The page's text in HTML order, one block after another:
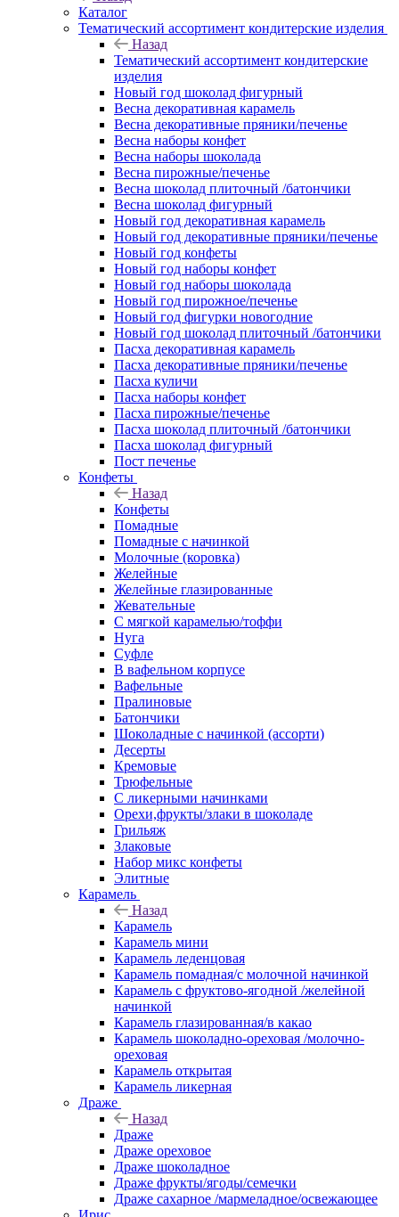
Каталог
Тематический ассортимент кондитерские изделия
Назад
Тематический ассортимент кондитерские
изделия
Новый год шоколад фигурный
Весна декоративная карамель
Весна декоративные пряники/печенье
Весна наборы конфет
Весна наборы шоколада
Весна пирожные/печенье
Весна шоколад плиточный /батончики
Весна шоколад фигурный
Новый год декоративная карамель
Новый год декоративные пряники/печенье
Новый год конфеты
Новый год наборы конфет
Новый год наборы шоколада
Новый год пирожное/печенье
Новый год фигурки новогодние
Новый год шоколад плиточный /батончики
Пасха декоративная карамель
Пасха декоративные пряники/печенье
Пасха куличи
Пасха наборы конфет
Пасха пирожные/печенье
Пасха шоколад плиточный /батончики
Пасха шоколад фигурный
Пост печенье
Конфеты
Назад
Конфеты
Помадные
Помадные с начинкой
Молочные (коровка)
Желейные
Желейные глазированные
Жевательные
С мягкой карамелью/тоффи
Нуга
Суфле
В вафельном корпусе
Вафельные
Пралиновые
Батончики
Шоколадные с начинкой (ассорти)
Десерты
Кремовые
Трюфельные
С ликерными начинками
Орехи,фрукты/злаки в шоколаде
Грильяж
Злаковые
Набор микс конфеты
Элитные
Карамель
Назад
Карамель
Карамель мини
Карамель леденцовая
Карамель помадная/с молочной начинкой
Карамель с фруктово-ягодной /желейной
начинкой
Карамель глазированная/в какао
Карамель шоколадно-ореховая /молочно-
ореховая
Карамель открытая
Карамель ликерная
Драже
Назад
Драже
Драже ореховое
Драже шоколадное
Драже фрукты/ягоды/семечки
Драже сахарное /мармеладное/освежающее